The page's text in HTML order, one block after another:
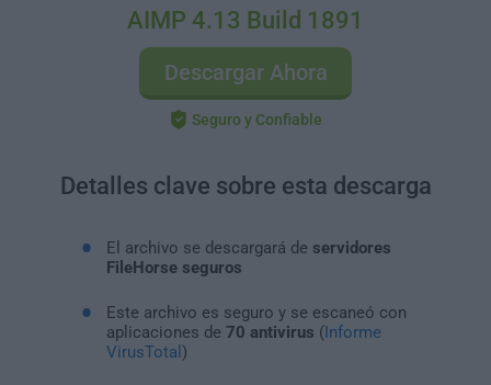
AIMP 4.13 Build 1891
Descargar Ahora
Seguro y Confiable
Detalles clave sobre esta descarga
El archivo se descargará de servidores
FileHorse seguros
Este archivo es seguro y se escaneó con
aplicaciones de 70 antivirus (Informe
VirusTotal )